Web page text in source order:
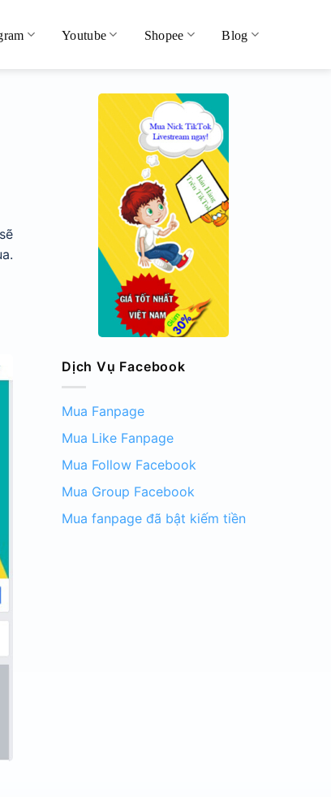
Youtube Shopee Blog
Dịch Vụ Facebook
Mua Fanpage
Mua Like Fanpage
Mua Follow Facebook
Mua Group Facebook
Mua fanpage đã bật kiếm tiền